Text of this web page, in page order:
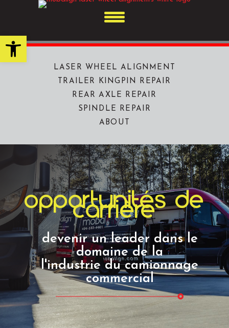
Open toolbar
LASER WHEEL ALIGNMENT
TRAILER KINGPIN REPAIR
REAR AXLE REPAIR
SPINDLE REPAIR
ABOUT
opportunités de
carrière
devenir un leader dans le
domaine de la
l'industrie du camionnage
commercial